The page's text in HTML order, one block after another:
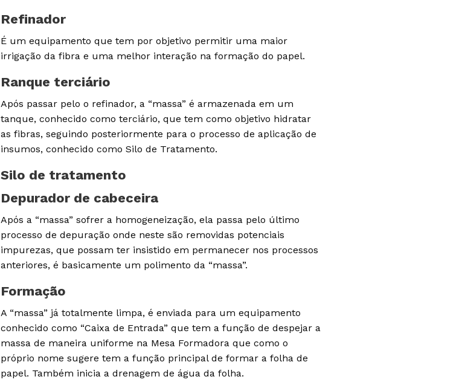
Refinador
É um equipamento que tem por objetivo permitir uma maior
irrigação da fibra e uma melhor interação na formação do papel.
Ranque terciário
Após passar pelo o refinador, a “massa” é armazenada em um
tanque, conhecido como terciário, que tem como objetivo hidratar
as fibras, seguindo posteriormente para o processo de aplicação de
insumos, conhecido como Silo de Tratamento.
Silo de tratamento
Depurador de cabeceira
Após a “massa” sofrer a homogeneização, ela passa pelo último
processo de depuração onde neste são removidas potenciais
impurezas, que possam ter insistido em permanecer nos processos
anteriores, é basicamente um polimento da “massa”.
Formação
A “massa” já totalmente limpa, é enviada para um equipamento
conhecido como “Caixa de Entrada” que tem a função de despejar a
massa de maneira uniforme na Mesa Formadora que como o
próprio nome sugere tem a função principal de formar a folha de
papel. Também inicia a drenagem de água da folha.